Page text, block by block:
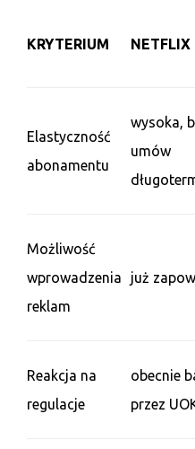
KRYTERIUM NETFLIX
Elastyczność
abonamentu
wysoka,
umów
Możliwość
wprowadzenia
reklam
już
Reakcja na
regulacje
obecnie
przez